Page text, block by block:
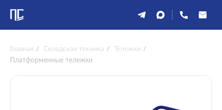
Главная / Складская техника / Тележки /
Платформенные тележки